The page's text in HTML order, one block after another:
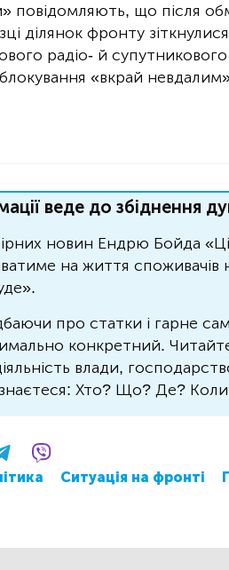
повідомляють, що після
ділянок фронту
радіо- й
«вкрай
веде до збіднення
новин Ендрю Бойда
на життя споживачів
про статки і гарне
конкретний.
влади,
Хто? Що? Де?
Ситуація на фронті